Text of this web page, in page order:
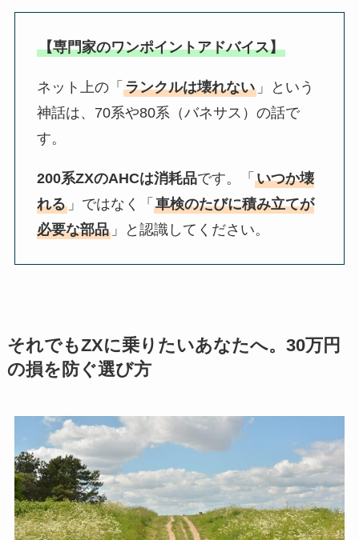
【専門家のワンポイントアドバイス】
ネット上の「 ランクルは壊れない」という
神話は、70系や80系（バネサス）の話で
す。
200系ZXのAHCは消耗品です。「 いつか壊
れる」ではなく「 車検のたびに積み立てが
必要な部品」と認識してください。
それでもZXに乗りたいあなたへ。30万円
の損を防ぐ選び方